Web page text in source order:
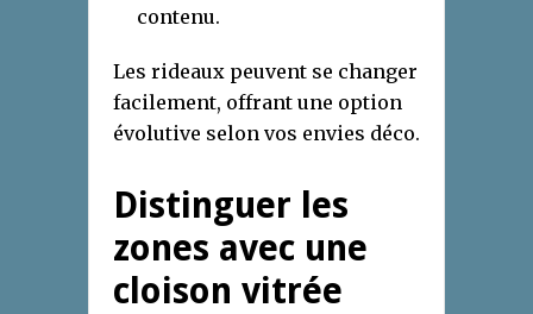
contenu.
Les rideaux peuvent se changer
facilement, offrant une option
évolutive selon vos envies déco.
Distinguer les
zones avec une
cloison vitrée